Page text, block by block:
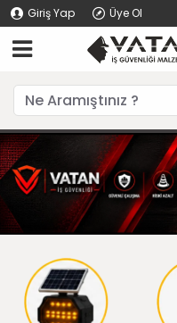
Giriş Yap Üye Ol